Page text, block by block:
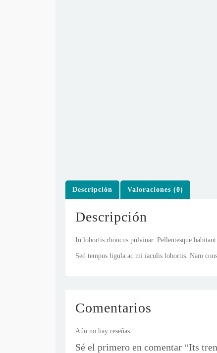
Descripción Valoraciones (0)
Descripción
In lobortis rhoncus pulvinar. Pellentesque
Sed tempus ligula ac mi iaculis lobortis. Nam
Comentarios
Aún no hay reseñas.
Sé el primero en comentar “Its